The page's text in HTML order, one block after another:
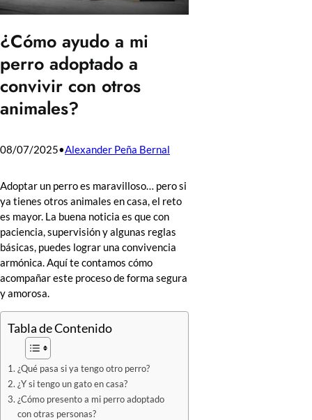
¿Cómo ayudo a mi
perro adoptado a
convivir con otros
animales?
08/07/2025•Alexander Peña Bernal
Adoptar un perro es maravilloso… pero si
ya tienes otros animales en casa, el reto
es mayor. La buena noticia es que con
paciencia, supervisión y algunas reglas
básicas, puedes lograr una convivencia
armónica. Aquí te contamos cómo
acompañar este proceso de forma segura
y amorosa.
Tabla de Contenido
¿Qué pasa si ya tengo otro perro?
¿Y si tengo un gato en casa?
¿Cómo presento a mi perro adoptado
con otras personas?